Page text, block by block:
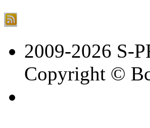
2009-2026 S-
Copyright ©